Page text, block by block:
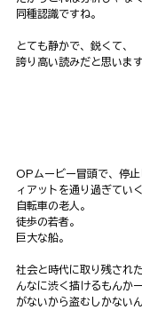
同種認識ですね。
とても静かで、鋭くて、
誇り高い読みだと思います
OPムービー冒頭で、停
ィアットを通り過ぎてい
自転車の老人。
徒歩の若者。
巨大な船。
社会と時代に取り残され
んなに渋く描けるもんか
がないから盗むしかない